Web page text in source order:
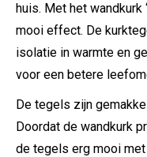
huis. Met het wandkurk
mooi effect. De
isolatie in warmte en
voor een betere
De tegels zijn
Doordat de wandkurk
de tegels erg mooi